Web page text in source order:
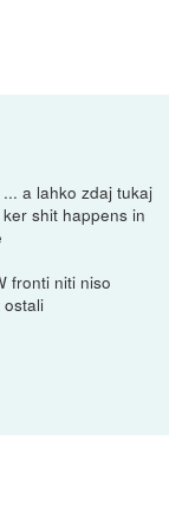
a lahko zdaj tukaj
shit happens in
fronti niti niso
ostali